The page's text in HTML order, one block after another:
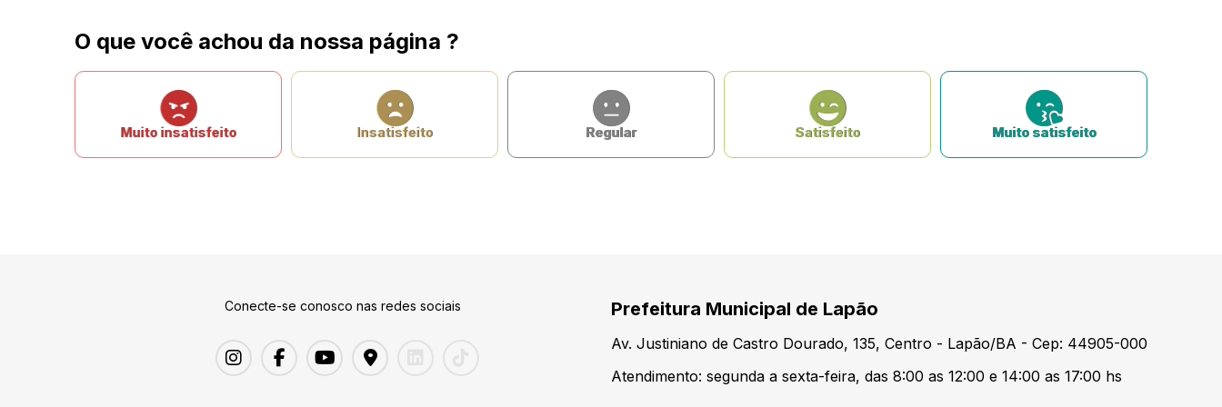
O que você achou da nossa página ?
Muito insatisfeito Insatisfeito Regular Satisfeito Muito satisfeito
Conecte-se conosco nas redes sociais Prefeitura Municipal de Lapão
Av. Justiniano de Castro Dourado, 135, Centro - Lapão/BA - Cep: 44905-000
Atendimento: segunda a sexta-feira, das 8:00 as 12:00 e 14:00 as 17:00 hs